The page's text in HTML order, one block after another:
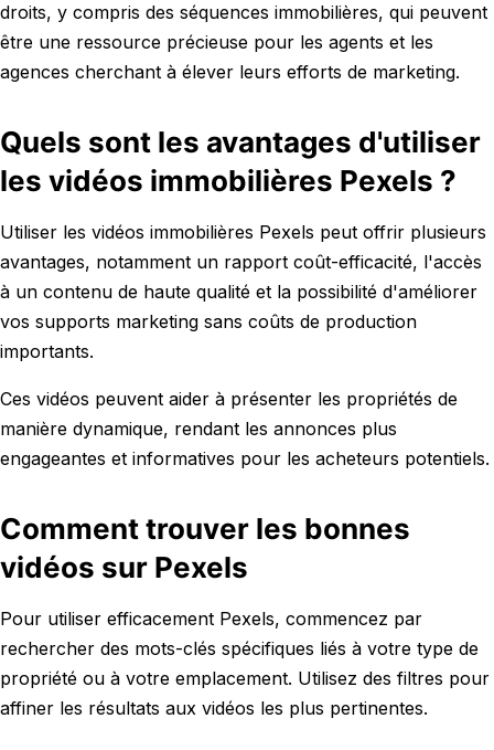
droits, y compris des séquences immobilières, qui peuvent
être une ressource précieuse pour les agents et les
agences cherchant à élever leurs efforts de marketing.
Quels sont les avantages d'utiliser
les vidéos immobilières Pexels ?
Utiliser les vidéos immobilières Pexels peut offrir plusieurs
avantages, notamment un rapport coût-efficacité, l'accès
à un contenu de haute qualité et la possibilité d'améliorer
vos supports marketing sans coûts de production
importants.
Ces vidéos peuvent aider à présenter les propriétés de
manière dynamique, rendant les annonces plus
engageantes et informatives pour les acheteurs potentiels.
Comment trouver les bonnes
vidéos sur Pexels
Pour utiliser efficacement Pexels, commencez par
rechercher des mots-clés spécifiques liés à votre type de
propriété ou à votre emplacement. Utilisez des filtres pour
affiner les résultats aux vidéos les plus pertinentes.